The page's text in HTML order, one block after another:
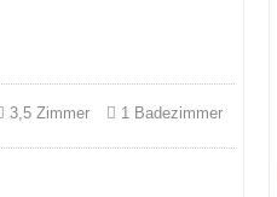
3,5 Zimmer 1 Badezimmer